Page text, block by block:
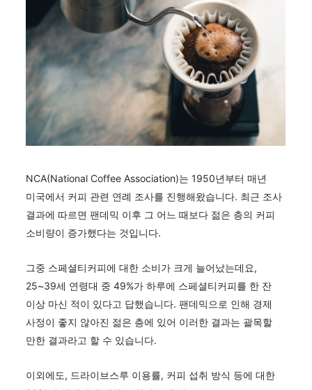
NCA(National Coffee Association)는 1950년부터 매년
미국에서 커피 관련 연례 조사를 진행해왔습니다. 최근 조사
결과에 따르면 팬데믹 이후 그 어느 때보다 젊은 층의 커피
소비량이 증가했다는 것입니다.
그중 스페셜티커피에 대한 소비가 크게 늘어났는데요,
25~39세 연령대 중 49%가 하루에 스페셜티커피를 한 잔
이상 마신 적이 있다고 답했습니다. 팬데믹으로 인해 경제
사정이 좋지 않아진 젊은 층에 있어 이러한 결과는 괄목할
만한 결과라고 할 수 있습니다.
이외에도, 드라이브스루 이용률, 커피 섭취 방식 등에 대한